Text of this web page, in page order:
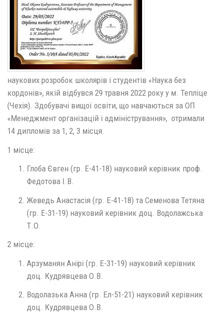
наукових розробок школярів і студентів «Наука без
кордонів», якій відбувся 29 травня 2022 року у м. Тепліце
(Чехія). Здобувачі вищої освіти, що навчаються за ОП
«Менеджмент організацій і адміністрування», отримали
14 дипломів за 1, 2, 3 місця.
1 місце:
Глоба Євген (гр. Е-41-18) науковий керівник проф.
Федотова І.В.
Жеведь Анастасія (гр. Е-41-18) та Семенова Тетяна
(гр. Е-31-19) науковий керівник доц. Водолажська
Т.О.
2 місце:
Арзуманян Анірі (гр. Е-31-19) науковий керівник
доц. Кудрявцева О.В.
Водолазька Анна (гр. Ел-51-21) науковий керівник
доц. Кудрявцева О.В.